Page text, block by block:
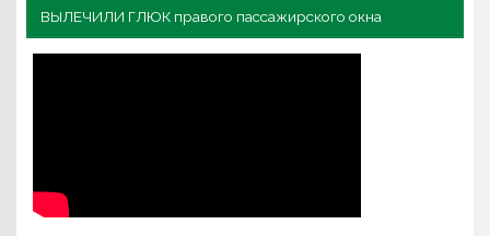
ВЫЛЕЧИЛИ ГЛЮК правого пассажирского окна